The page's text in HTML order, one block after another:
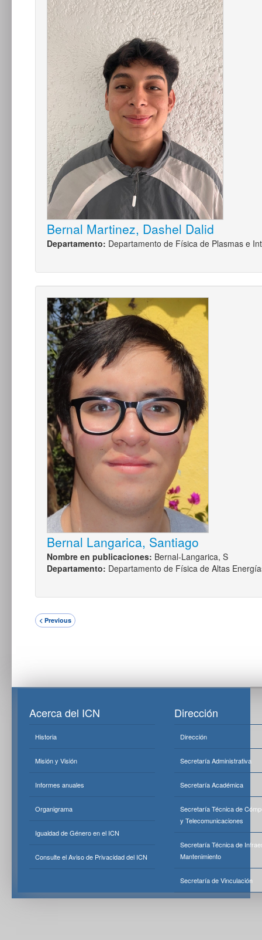
Bernal Martinez, Dashel Dalid
Departamento: Departamento de Física de Plasmas e
Bernal Langarica, Santiago
Nombre en publicaciones: Bernal-Langarica, S
Departamento: Departamento de Física de Altas
< Previous
Acerca del ICN
Historia
Misión y Visión
Informes anuales
Organigrama
Igualdad de Género en el ICN
Consulte el Aviso de Privacidad del ICN
Dirección
Dirección
Secretaría Administrativa
Secretaría Académica
Secretaría Técnica de
y Telecomunicaciones
Secretaría Técnica de
Mantenimiento
Secretaría de Vinculación